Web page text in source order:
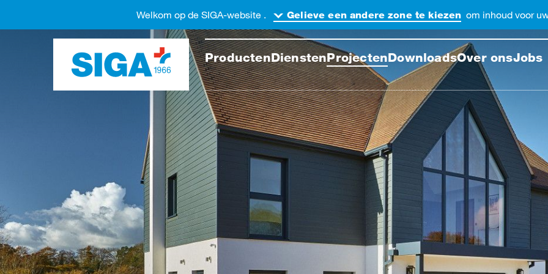
Doorzoek de website
ProductenDienstenProjectenDownloadsOver onsJobs
Welkom op de SIGA-website . Gelieve een andere zone te kiezen om inhoud voor